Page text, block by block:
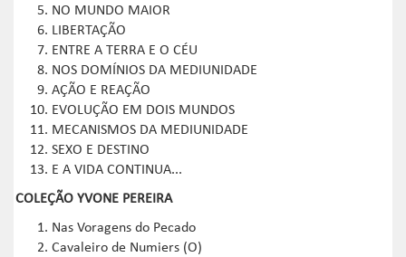
NO MUNDO MAIOR
LIBERTAÇÃO
ENTRE A TERRA E O CÉU
NOS DOMÍNIOS DA MEDIUNIDADE
AÇÃO E REAÇÃO
EVOLUÇÃO EM DOIS MUNDOS
MECANISMOS DA MEDIUNIDADE
SEXO E DESTINO
E A VIDA CONTINUA...
COLEÇÃO YVONE PEREIRA
Nas Voragens do Pecado
Cavaleiro de Numiers (O)